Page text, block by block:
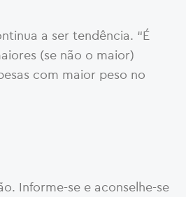
a ser tendência. “É
(se não o maior)
com maior peso no
Informe-se e aconselhe-se